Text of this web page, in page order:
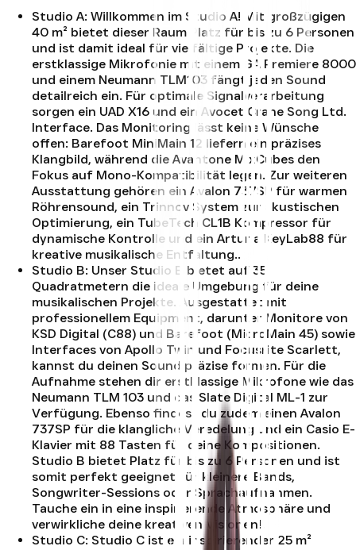
Studio A: Willkommen im Studio A! Mit großzügigen
40 m² bietet dieser Raum Platz für bis zu 6 Personen
und ist damit ideal für vielfältige Projekte. Die
erstklassige Mikrofonie mit einem GA Premiere 8000
und einem Neumann TLM103 fängt jeden Sound
detailreich ein. Für optimale Signalverarbeitung
sorgen ein UAD X16 und ein Avocet Crane Song Ltd.
Interface. Das Monitoring lässt keine Wünsche
offen: Barefoot MiniMain 12 liefern ein präzises
Klangbild, während die Avantone MixCubes den
Fokus auf Mono-Kompatibilität legen. Zur weiteren
Ausstattung gehören ein Avalon 737SP für warmen
Röhrensound, ein Trinnov System zur akustischen
Optimierung, ein TubeTech CL1B Kompressor für
dynamische Kontrolle und ein Arturia KeyLab88 für
kreative musikalische Entfaltung..
Studio B: Unser Studio B bietet auf 35
Quadratmetern die ideale Umgebung für deine
musikalischen Projekte. Ausgestattet mit
professionellem Equipment, darunter Monitore von
KSD Digital (C88) und Barefoot (MicroMain 45) sowie
Interfaces von Apollo Twin und Focusrite Scarlett,
kannst du deinen Sound präzise formen. Für die
Aufnahme stehen dir erstklassige Mikrofone wie das
Neumann TLM 103 und das Slate Digital ML-1 zur
Verfügung. Ebenso findest du zudem einen Avalon
737SP für die klangliche Veredelung und ein Casio E-
Klavier mit 88 Tasten für deine Kompositionen.
Studio B bietet Platz für bis zu 6 Personen und ist
somit perfekt geeignet für kleinere Bands,
Songwriter-Sessions oder Sprachaufnahmen.
Tauche ein in eine inspirierende Atmosphäre und
verwirkliche deine kreativen Visionen!
Studio C: Studio C ist ein inspirierender 25 m²